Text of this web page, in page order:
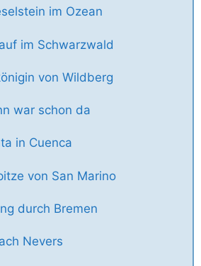
im Ozean
im Schwarzwald
von Wildberg
war schon da
in Cuenca
von San Marino
durch Bremen
Nevers